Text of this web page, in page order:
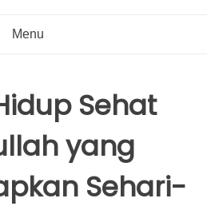
Menu
Sehat
yang
Sehari-